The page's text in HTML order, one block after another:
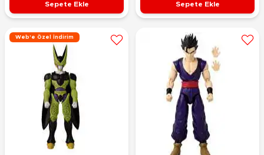
Sepete Ekle Sepete Ekle
Web'e Özel İndirim